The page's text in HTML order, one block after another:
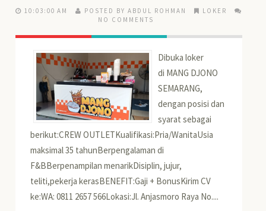
10:03:00 AM POSTED BY ABDUL ROHMAN
LOKER
NO COMMENTS
Dibuka loker
di MANG DJONO
SEMARANG,
dengan posisi dan
syarat sebagai
berikut:CREW OUTLETKualifikasi:Pria/WanitaUsia
maksimal 35 tahunBerpengalaman di
F&BBerpenampilan menarikDisiplin, jujur,
teliti,pekerja kerasBENEFIT:Gaji + BonusKirim CV
ke:WA: 0811 2657 566Lokasi:Jl. Anjasmoro Raya No....